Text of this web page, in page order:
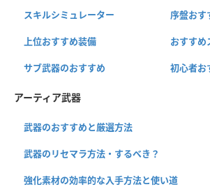
スキルシミュレーター 序盤おす
上位おすすめ装備 おすすめ
サブ武器のおすすめ 初心者お
アーティア武器
武器のおすすめと厳選方法
武器のリセマラ方法・するべき？
強化素材の効率的な入手方法と使い道